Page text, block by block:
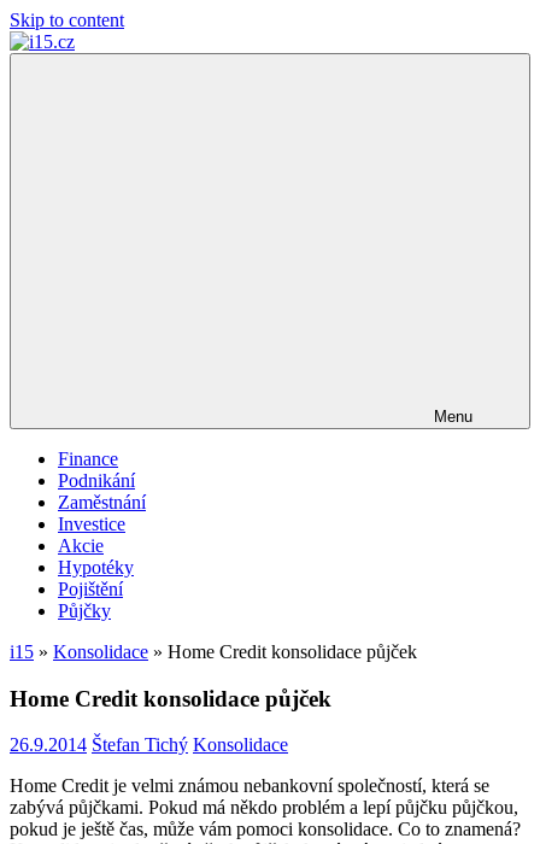
Skip to content
Menu
Finance
Podnikání
Zaměstnání
Investice
Akcie
Hypotéky
Pojištění
Půjčky
i15 » Konsolidace » Home Credit konsolidace půjček
Home Credit konsolidace půjček
26.9.2014 Štefan Tichý Konsolidace
Home Credit je velmi známou nebankovní společností, která se
zabývá půjčkami. Pokud má někdo problém a lepí půjčku půjčkou,
pokud je ještě čas, může vám pomoci konsolidace. Co to znamená?